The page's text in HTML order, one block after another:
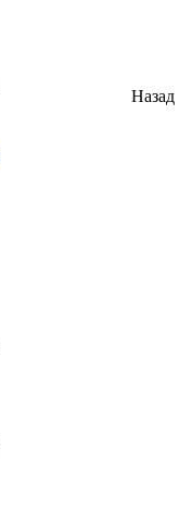
Назад